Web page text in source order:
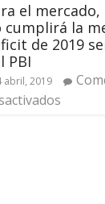
el mercado,
cumplirá la
de 2019
PBI
abril, 2019